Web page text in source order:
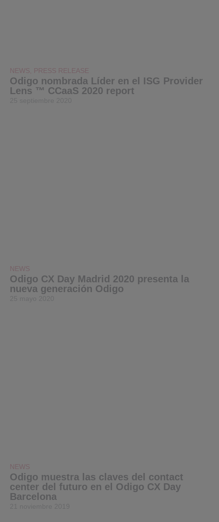
NEWS PRESS RELEASE
Odigo nombrada Líder en el ISG Provider
Lens ™ CCaaS 2020 report
NEWS
Odigo CX Day Madrid 2020 presenta la
nueva generación Odigo
NEWS
Odigo muestra las claves del contact
center del futuro en el Odigo CX Day
Barcelona